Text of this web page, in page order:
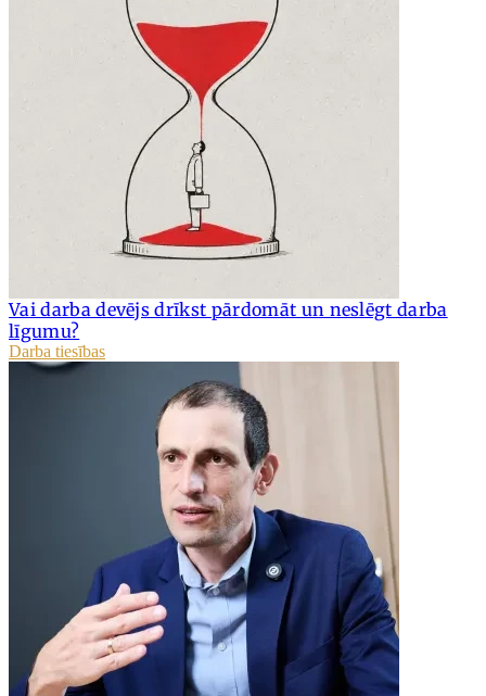
Vai darba devējs drīkst pārdomāt un neslēgt darba
līgumu?
Darba tiesības